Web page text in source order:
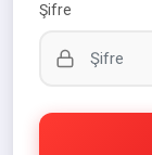
Şifre